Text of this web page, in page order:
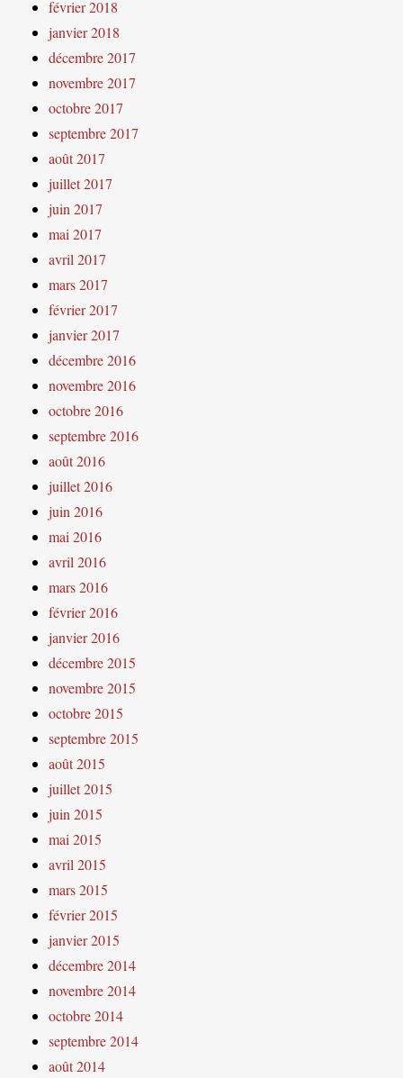
février 2018
janvier 2018
décembre 2017
novembre 2017
octobre 2017
septembre 2017
août 2017
juillet 2017
juin 2017
mai 2017
avril 2017
mars 2017
février 2017
janvier 2017
décembre 2016
novembre 2016
octobre 2016
septembre 2016
août 2016
juillet 2016
juin 2016
mai 2016
avril 2016
mars 2016
février 2016
janvier 2016
décembre 2015
novembre 2015
octobre 2015
septembre 2015
août 2015
juillet 2015
juin 2015
mai 2015
avril 2015
mars 2015
février 2015
janvier 2015
décembre 2014
novembre 2014
octobre 2014
septembre 2014
août 2014